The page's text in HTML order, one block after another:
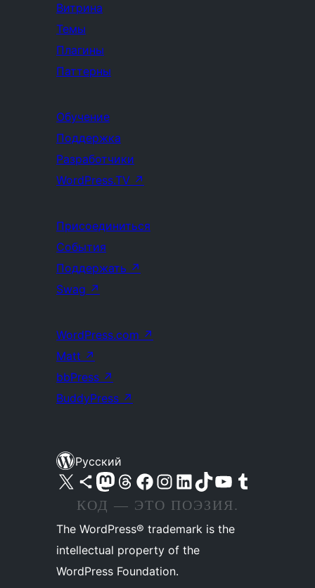
Витрина
Темы
Плагины
Паттерны
Обучение
Поддержка
Разработчики
WordPress.TV ↗
Присоединиться
События
Поддержать ↗
Swag ↗
WordPress.com ↗
Matt ↗
bbPress ↗
BuddyPress ↗
Русский
Посетите нас в X (ранее Twitter)
Посетите нашу учётную запись в Bluesky
Посетите нашу ленту в Mastodon
Посетите нашу учётную запись в Threads
Посетите нашу страницу на Facebook
Посетите наш Instagram
Посетите нашу страницу в LinkedIn
Посетите нашу учётную запись в TikTok
Посетите наш канал YouTube
Посетите нашу учётную запись в Tumblr
КОД — ЭТО ПОЭЗИЯ.
The WordPress® trademark is the
intellectual property of the
WordPress Foundation.